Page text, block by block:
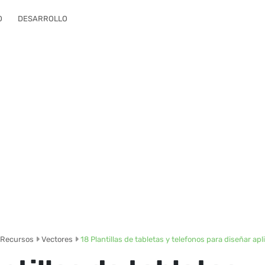
DESARROLLO
Recursos Vectores 18 Plantillas de tabletas y telefonos para diseñar